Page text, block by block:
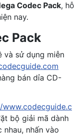
Codec Pack, hỗ
nay.
Pack
và sử dụng miễn
bán dỉa CD-
bộ giải mã dành
nhấn vào